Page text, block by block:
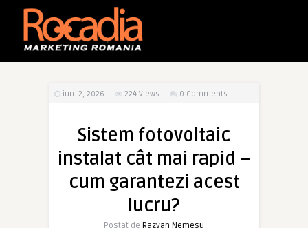
iun. 2, 2026 224 Views 0 Comments
Sistem fotovoltaic
instalat cât mai rapid –
cum garantezi acest
lucru?
Postat de Razvan Nemesu